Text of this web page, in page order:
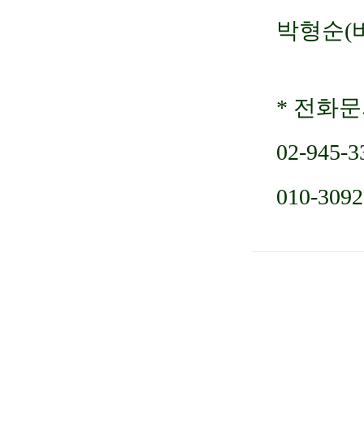
박형순(
* 전화
02-945-
010-